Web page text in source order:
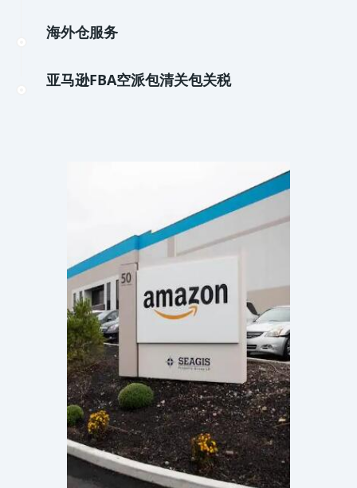
海外仓服务
亚马逊FBA空派包清关包关税